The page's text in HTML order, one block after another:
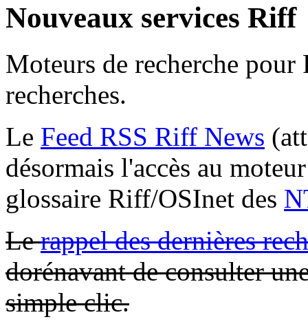
Nouveaux services Riff
Moteurs de recherche pour
recherches.
Le Feed RSS Riff News
désormais l'accès au
glossaire Riff/OSInet des
Lerappel des dernières
dorénavant de consulter
simple clic.